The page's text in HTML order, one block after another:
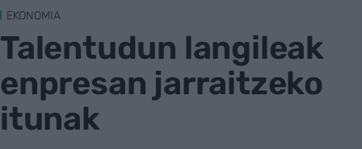
EKONOMIA
Talentudun langileak
enpresan jarraitzeko
itunak